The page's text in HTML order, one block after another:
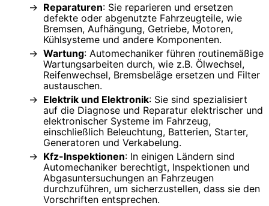
Reparaturen: Sie reparieren und ersetzen
defekte oder abgenutzte Fahrzeugteile, wie
Bremsen, Aufhängung, Getriebe, Motoren,
Kühlsysteme und andere Komponenten.
Wartung: Automechaniker führen routinemäßige
Wartungsarbeiten durch, wie z.B. Ölwechsel,
Reifenwechsel, Bremsbeläge ersetzen und Filter
austauschen.
Elektrik und Elektronik: Sie sind spezialisiert
auf die Diagnose und Reparatur elektrischer und
elektronischer Systeme im Fahrzeug,
einschließlich Beleuchtung, Batterien, Starter,
Generatoren und Verkabelung.
Kfz-Inspektionen: In einigen Ländern sind
Automechaniker berechtigt, Inspektionen und
Abgasuntersuchungen an Fahrzeugen
durchzuführen, um sicherzustellen, dass sie den
Vorschriften entsprechen.